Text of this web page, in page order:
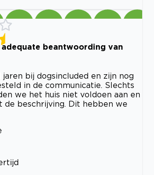
beantwoording van
bij dogsincluded en zijn nog
in de communicatie. Slechts
we het huis niet voldoen aan en
de beschrijving. Dit hebben we